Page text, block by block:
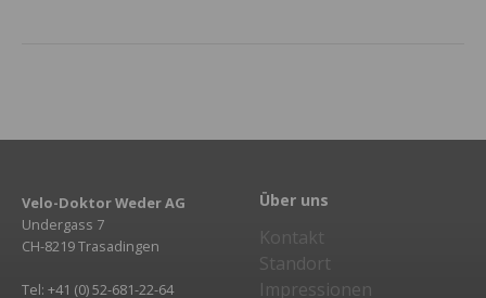
Velo-Doktor Weder AG
Undergass 7
CH-8219 Trasadingen
Tel: +41 (0) 52-681-22-64
Über uns
Kontakt
Standort
Impressionen